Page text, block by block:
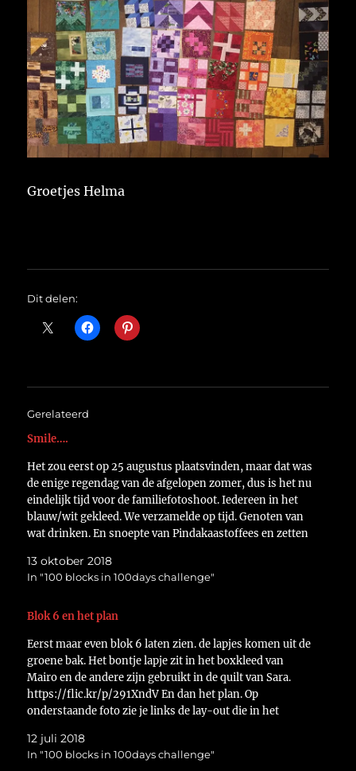
Groetjes Helma
Dit delen:
Gerelateerd
Smile….
Het zou eerst op 25 augustus plaatsvinden, maar dat was
de enige regendag van de afgelopen zomer, dus is het nu
eindelijk tijd voor de familiefotoshoot. Iedereen in het
blauw/wit gekleed. We verzamelde op tijd. Genoten van
wat drinken. En snoepte van Pindakaastoffees en zetten
13 oktober 2018
In "100 blocks in 100days challenge"
Blok 6 en het plan
Eerst maar even blok 6 laten zien. de lapjes komen uit de
groene bak. Het bontje lapje zit in het boxkleed van
Mairo en de andere zijn gebruikt in de quilt van Sara.
https://flic.kr/p/291XndV En dan het plan. Op
onderstaande foto zie je links de lay-out die in het
12 juli 2018
In "100 blocks in 100days challenge"